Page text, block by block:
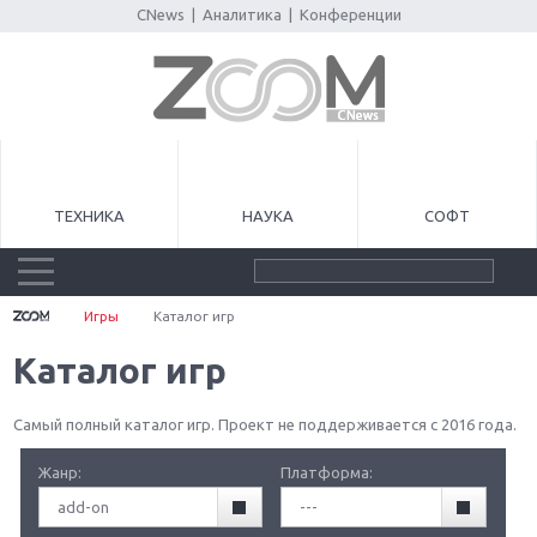
CNews Аналитика Конференции
ТЕХНИКА НАУКА СОФТ
Игры Каталог игр
Каталог игр
Самый полный каталог игр. Проект не поддерживается с 2016 года.
Жанр:
add-on
Платформа:
---